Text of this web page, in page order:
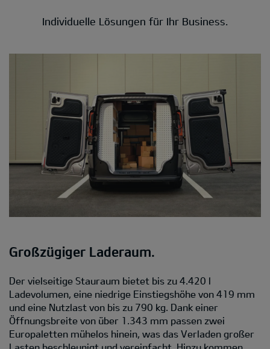
Individuelle Lösungen für Ihr Business.
Großzügiger Laderaum.
Der vielseitige Stauraum bietet bis zu 4.420 l
Ladevolumen, eine niedrige Einstiegshöhe von 419 mm
und eine Nutzlast von bis zu 790 kg. Dank einer
Öffnungsbreite von über 1.343 mm passen zwei
Europaletten mühelos hinein, was das Verladen großer